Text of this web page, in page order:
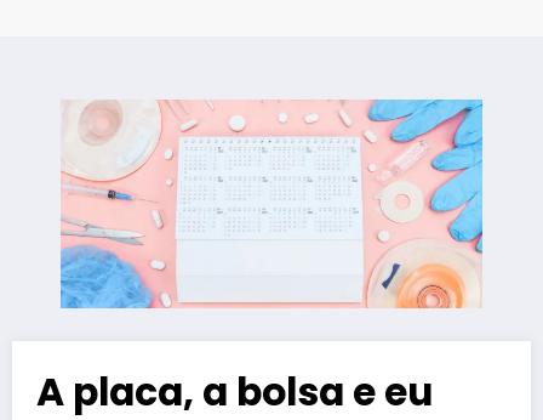
A placa, a bolsa e eu